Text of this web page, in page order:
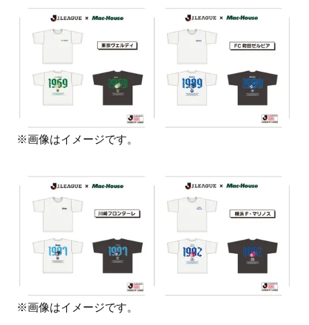
※画像はイメージです。
※画像はイメージです。